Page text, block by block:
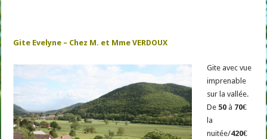
Gite Evelyne – Chez M. et Mme VERDOUX
Gite avec vue
imprenable
sur la vallée.
De 50 à 70€
la
nuitée/420€